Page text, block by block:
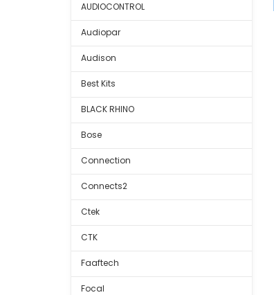
AUDIOCONTROL
Audiopar
Audison
Best Kits
BLACK RHINO
Bose
Connection
Connects2
Ctek
CTK
Faaftech
Focal